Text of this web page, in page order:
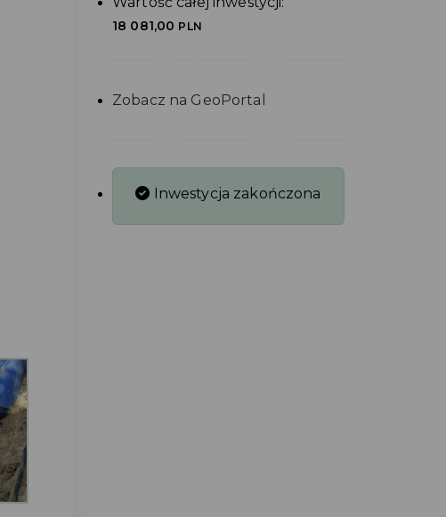
18 081,00 PLN
Zobacz na GeoPortal
Inwestycja zakończona